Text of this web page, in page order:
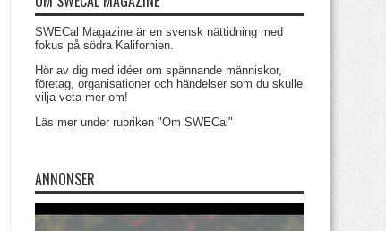
SWECal Magazine är en svensk nättidning med
fokus på södra Kalifornien.
Hör av dig med idéer om spännande människor,
företag, organisationer och händelser som du skulle
vilja veta mer om!
Läs mer under rubriken "Om SWECal"
ANNONSER